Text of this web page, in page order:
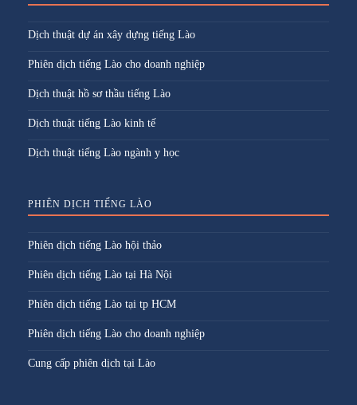
Dịch thuật dự án xây dựng tiếng Lào
Phiên dịch tiếng Lào cho doanh nghiệp
Dịch thuật hồ sơ thầu tiếng Lào
Dịch thuật tiếng Lào kinh tế
Dịch thuật tiếng Lào ngành y học
PHIÊN DỊCH TIẾNG LÀO
Phiên dịch tiếng Lào hội thảo
Phiên dịch tiếng Lào tại Hà Nội
Phiên dịch tiếng Lào tại tp HCM
Phiên dịch tiếng Lào cho doanh nghiệp
Cung cấp phiên dịch tại Lào